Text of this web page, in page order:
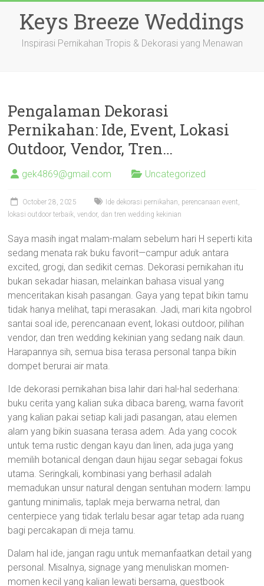
contentKeys Breeze Weddings
Inspirasi Pernikahan Tropis & Dekorasi yang Menawan
Pengalaman Dekorasi
Pernikahan: Ide, Event, Lokasi
Outdoor, Vendor, Tren…
gek4869@gmail.com Uncategorized
October 28, 2025
Ide dekorasi pernikahan, perencanaan event,
lokasi outdoor terbaik, vendor, dan tren wedding kekinian
Saya masih ingat malam-malam sebelum hari H seperti kita
sedang menata rak buku favorit—campur aduk antara
excited, grogi, dan sedikit cemas. Dekorasi pernikahan itu
bukan sekadar hiasan, melainkan bahasa visual yang
menceritakan kisah pasangan. Gaya yang tepat bikin tamu
tidak hanya melihat, tapi merasakan. Jadi, mari kita ngobrol
santai soal ide, perencanaan event, lokasi outdoor, pilihan
vendor, dan tren wedding kekinian yang sedang naik daun.
Harapannya sih, semua bisa terasa personal tanpa bikin
dompet berurai air mata.
Ide dekorasi pernikahan bisa lahir dari hal-hal sederhana:
buku cerita yang kalian suka dibaca bareng, warna favorit
yang kalian pakai setiap kali jadi pasangan, atau elemen
alam yang bikin suasana terasa adem. Ada yang cocok
untuk tema rustic dengan kayu dan linen, ada juga yang
memilih botanical dengan daun hijau segar sebagai fokus
utama. Seringkali, kombinasi yang berhasil adalah
memadukan unsur natural dengan sentuhan modern: lampu
gantung minimalis, taplak meja berwarna netral, dan
centerpiece yang tidak terlalu besar agar tetap ada ruang
bagi percakapan di meja tamu.
Dalam hal ide, jangan ragu untuk memanfaatkan detail yang
personal. Misalnya, signage yang menuliskan momen-
momen kecil yang kalian lewati bersama, guestbook